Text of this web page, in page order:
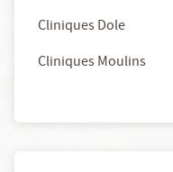
Cliniques Dole
Cliniques Moulins